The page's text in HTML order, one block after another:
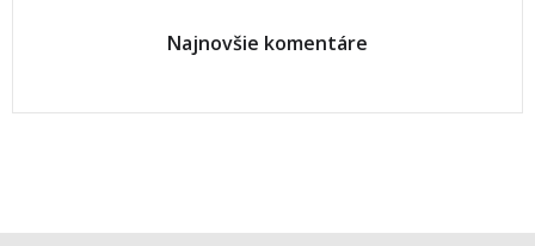
Najnovšie komentáre